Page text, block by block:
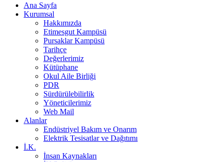
Ana Sayfa
Kurumsal
Hakkımızda
Etimesgut Kampüsü
Pursaklar Kampüsü
Tarihçe
Değerlerimiz
Kütüphane
Okul Aile Birliği
PDR
Sürdürülebilirlik
Yöneticilerimiz
Web Mail
Alanlar
Endüstriyel Bakım ve Onarım
Elektrik Tesisatlar ve Dağıtımı
İ.K.
İnsan Kaynakları